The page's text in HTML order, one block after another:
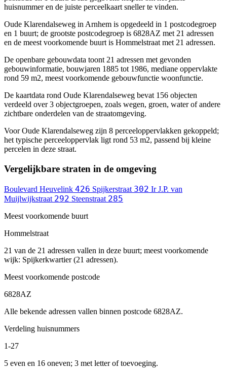
huisnummer en de juiste perceelkaart sneller te vinden.
Oude Klarendalseweg in Arnhem is opgedeeld in 1 postcodegroep
en 1 buurt; de grootste postcodegroep is 6828AZ met 21 adressen
en de meest voorkomende buurt is Hommelstraat met 21 adressen.
De openbare gebouwdata toont 21 adressen met gevonden
gebouwinformatie, bouwjaren 1885 tot 1986, mediane oppervlakte
rond 59 m2, meest voorkomende gebouwfunctie woonfunctie.
De kaartdata rond Oude Klarendalseweg bevat 156 objecten
verdeeld over 3 objectgroepen, zoals wegen, groen, water of andere
zichtbare onderdelen van de straatomgeving.
Voor Oude Klarendalseweg zijn 8 perceeloppervlakken gekoppeld;
het typische perceeloppervlak ligt rond 53 m2, passend bij kleine
percelen in deze straat.
Vergelijkbare straten in de omgeving
Boulevard Heuvelink 426 Spijkerstraat 302 Ir J.P. van
Muijlwijkstraat 292 Steenstraat 285
Meest voorkomende buurt
Hommelstraat
21 van de 21 adressen vallen in deze buurt; meest voorkomende
wijk: Spijkerkwartier (21 adressen).
Meest voorkomende postcode
6828AZ
Alle bekende adressen vallen binnen postcode 6828AZ.
Verdeling huisnummers
1-27
5 even en 16 oneven; 3 met letter of toevoeging.